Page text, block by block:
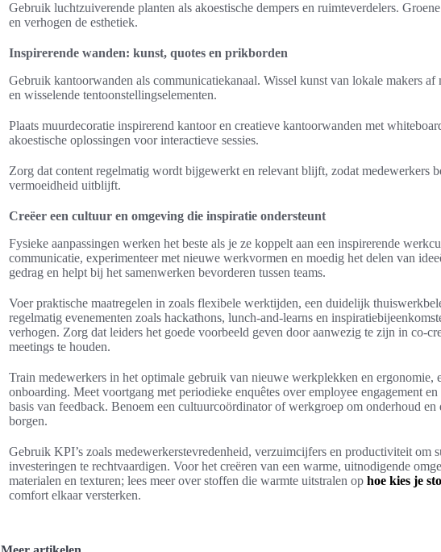
Gebruik luchtzuiverende planten als akoestische dempers en ruimteverdelers.
en verhogen de esthetiek.
Inspirerende wanden: kunst, quotes en prikborden
Gebruik kantoorwanden als communicatiekanaal. Wissel kunst van lokale makers af
en wisselende tentoonstellingselementen.
Plaats muurdecoratie inspirerend kantoor en creatieve kantoorwanden met
akoestische oplossingen voor interactieve sessies.
Zorg dat content regelmatig wordt bijgewerkt en relevant blijft, zodat medewerkers
vermoeidheid uitblijft.
Creëer een cultuur en omgeving die inspiratie ondersteunt
Fysieke aanpassingen werken het beste als je ze koppelt aan een inspirerende
communicatie, experimenteer met nieuwe werkvormen en moedig het delen van
gedrag en helpt bij het samenwerken bevorderen tussen teams.
Voer praktische maatregelen in zoals flexibele werktijden, een duidelijk
regelmatig evenementen zoals hackathons, lunch-and-learns en
verhogen. Zorg dat leiders het goede voorbeeld geven door aanwezig te zijn in co-
meetings te houden.
Train medewerkers in het optimale gebruik van nieuwe werkplekken en ergonomie,
onboarding. Meet voortgang met periodieke enquêtes over employee engagement
basis van feedback. Benoem een cultuurcoördinator of werkgroep om onderhoud
borgen.
Gebruik KPI’s zoals medewerkerstevredenheid, verzuimcijfers en productiviteit om
investeringen te rechtvaardigen. Voor het creëren van een warme, uitnodigende
materialen en texturen; lees meer over stoffen die warmte uitstralen op hoe kies je
comfort elkaar versterken.